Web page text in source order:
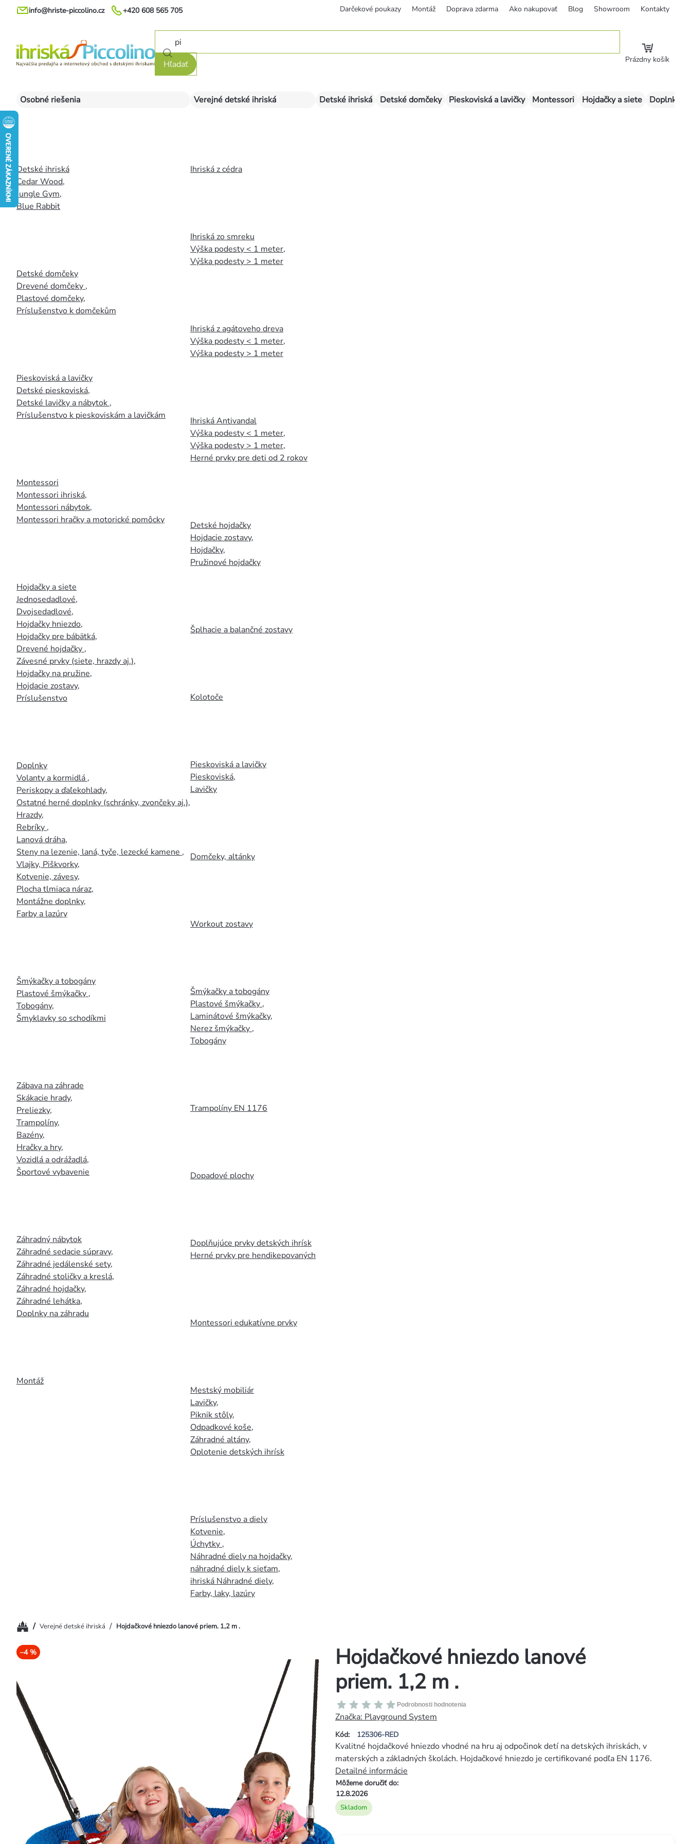
Prejsť
+420 608 565 705
info@hriste-piccolino.cz Darčekové poukazy Montáž Doprava zdarma Ako nakupovať Blog Showroom Kontakty
Hľadať Prázdny košík
Osobné riešenia
Detské ihriská
Cedar Wood,
Jungle Gym,
Blue Rabbit
Detské domčeky
Drevené domčeky ,
Plastové domčeky,
Príslušenstvo k domčekům
Pieskoviská a lavičky
Detské pieskoviská,
Detské lavičky a nábytok ,
Príslušenstvo k pieskoviskám a lavičkám
Montessori
Montessori ihriská,
Montessori nábytok,
Montessori hračky a motorické pomôcky
Hojdačky a siete
Jednosedadlové,
Dvojsedadlové,
Hojdačky hniezdo,
Hojdačky pre bábätká,
Drevené hojdačky ,
Závesné prvky (siete, hrazdy aj.),
Hojdačky na pružine,
Hojdacie zostavy,
Príslušenstvo
Doplnky
Volanty a kormidlá ,
Periskopy a ďaľekohlady,
Ostatné herné doplnky (schránky, zvončeky aj.),
Hrazdy,
Rebríky ,
Lanová dráha,
Steny na lezenie, laná, tyče, lezecké kamene ,
Vlajky, Piškvorky,
Kotvenie, závesy,
Plocha tlmiaca náraz,
Montážne doplnky,
Farby a lazúry
Šmýkačky a tobogány
Plastové šmýkačky ,
Tobogány,
Šmyklavky so schodíkmi
Zábava na záhrade
Skákacie hrady,
Preliezky,
Trampolíny,
Bazény,
Hračky a hry,
Vozidlá a odrážadlá,
Športové vybavenie
Záhradný nábytok
Záhradné sedacie súpravy,
Záhradné jedálenské sety,
Záhradné stoličky a kreslá,
Záhradné hojdačky,
Záhradné lehátka,
Doplnky na záhradu
Montáž
Verejné detské ihriská
Ihriská z cédra
Ihriská zo smreku
Výška podesty < 1 meter,
Výška podesty > 1 meter
Ihriská z agátoveho dreva
Výška podesty < 1 meter,
Výška podesty > 1 meter
Ihriská Antivandal
Výška podesty < 1 meter,
Výška podesty > 1 meter,
Herné prvky pre deti od 2 rokov
Detské hojdačky
Hojdacie zostavy,
Hojdačky,
Pružinové hojdačky
Šplhacie a balančné zostavy
Kolotoče
Pieskoviská a lavičky
Pieskoviská,
Lavičky
Domčeky, altánky
Workout zostavy
Šmýkačky a tobogány
Plastové šmýkačky ,
Laminátové šmýkačky,
Nerez šmýkačky ,
Tobogány
Trampolíny EN 1176
Dopadové plochy
Doplňujúce prvky detských ihrísk
Herné prvky pre hendikepovaných
Montessori edukatívne prvky
Mestský mobiliár
Lavičky,
Piknik stôly,
Odpadkové koše,
Záhradné altány,
Oplotenie detských ihrísk
Príslušenstvo a diely
Kotvenie,
Úchytky ,
Náhradné diely na hojdačky,
náhradné diely k sieťam,
ihriská Náhradné diely,
Farby, laky, lazúry
Detské ihriská Detské domčeky Pieskoviská a lavičky Montessori Hojdačky a siete Doplnky
Domov
/ Verejné detské ihriská / Hojdačkové hniezdo lanové priem. 1,2 m .
–4 %
Hojdačkové hniezdo lanové
priem. 1,2 m .
Kód: 125306-RED
Priemerné
hodnotenie
produktu
je
z
5
hviezdičiek.
Podrobnosti hodnotenia
Značka: Playground System
Skladom
Môžeme doručiť do:
12.8.2026
Kvalitné hojdačkové hniezdo vhodné na hru aj odpočinok detí na detských ihriskách, v
materských a základných školách. Hojdačkové hniezdo je certifikované podľa EN 1176.
Detailné informácie